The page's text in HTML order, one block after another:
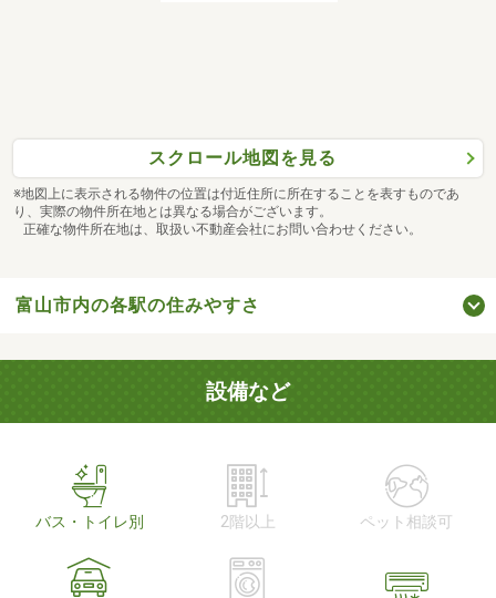
スクロール地図を見る
※地図上に表示される物件の位置は付近住所に所在することを表すものであ
り、実際の物件所在地とは異なる場合がございます。
正確な物件所在地は、取扱い不動産会社にお問い合わせください。
富山市内の各駅の住みやすさ
設備など
バス・トイレ別 2階以上 ペット相談可